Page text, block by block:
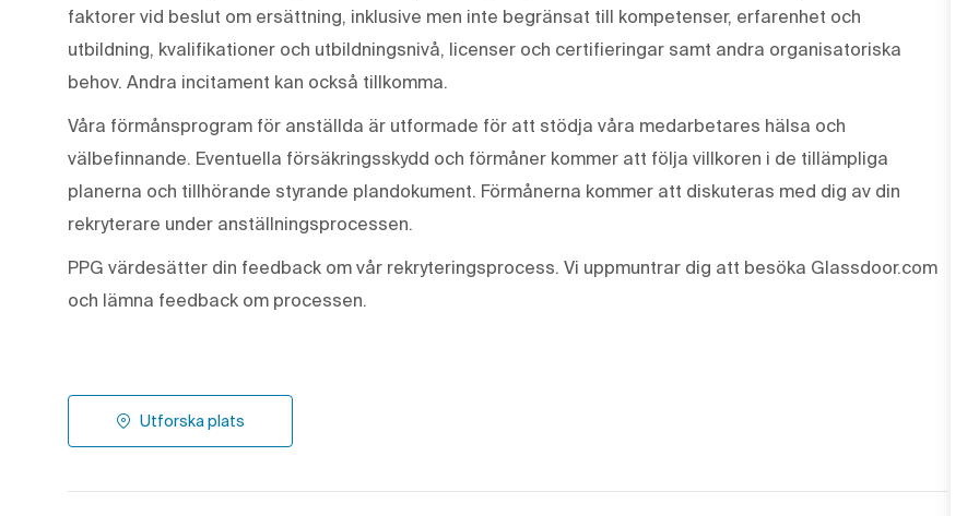
faktorer vid beslut om ersättning, inklusive men inte begränsat till kompetenser, erfarenhet och
utbildning, kvalifikationer och utbildningsnivå, licenser och certifieringar samt andra organisatoriska
behov. Andra incitament kan också tillkomma.
Våra förmånsprogram för anställda är utformade för att stödja våra medarbetares hälsa och
välbefinnande. Eventuella försäkringsskydd och förmåner kommer att följa villkoren i de tillämpliga
planerna och tillhörande styrande plandokument. Förmånerna kommer att diskuteras med dig av din
rekryterare under anställningsprocessen.
PPG värdesätter din feedback om vår rekryteringsprocess. Vi uppmuntrar dig att besöka Glassdoor.com
och lämna feedback om processen.
Utforska plats